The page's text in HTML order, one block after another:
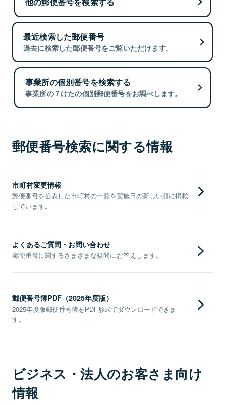
最近検索した郵便番号
過去に検索した郵便番号をご覧いただけます。
事業所の個別番号を検索する
事業所の７けたの個別郵便番号をお調べします。
郵便番号検索に関する情報
市町村変更情報
郵便番号を公表した市町村の一覧を実施日の新しい順に掲載
しています。
よくあるご質問・お問い合わせ
郵便番号に関するさまざまな疑問にお答えします。
郵便番号簿PDF（2025年度版）
2025年度版郵便番号簿をPDF形式でダウンロードできま
す。
ビジネス・法人のお客さま向け
情報